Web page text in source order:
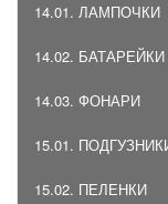
14.01. ЛАМПОЧКИ
14.02. БАТАРЕЙКИ
14.03. ФОНАРИ
15.01.
15.02. ПЕЛЕНКИ